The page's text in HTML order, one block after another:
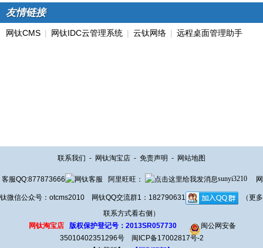
友情链接
网钛CMS | 网钛IDC云管理系统 | 云钛网络 | 远程桌面管理助手
联系我们 - 网钛淘宝店 - 免责声明 - 网站地图
客服QQ:877873666 阿里旺旺： sunyi3210 网
钛微信公众号：otcms2010 网钛QQ交流群1：182790631
（更多
联系方式看右侧）
网钛淘宝店
版权保护登记号：2013SR057730
闽公网安备
35010402351296号
闽ICP备17002817号-2